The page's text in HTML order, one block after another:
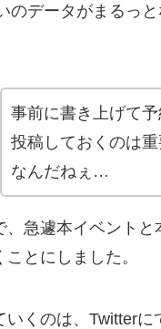
のデータがまるっ
事前に書き上げて予
投稿しておくのは
なんだねぇ…
、急遽本イベント
とにしました。
いくのは、Twitterに